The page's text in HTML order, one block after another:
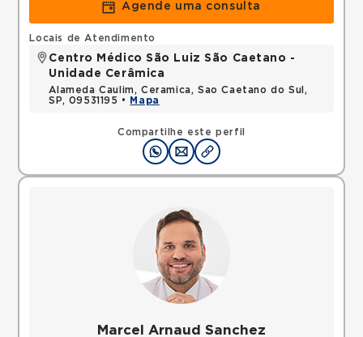
Agende uma consulta
Compartilhe este perfil
Locais de Atendimento
Centro Médico São Luiz São Caetano -
Unidade Cerâmica
Alameda Caulim, Ceramica, Sao Caetano do Sul,
SP, 09531195 •
Mapa
Marcel Arnaud Sanchez